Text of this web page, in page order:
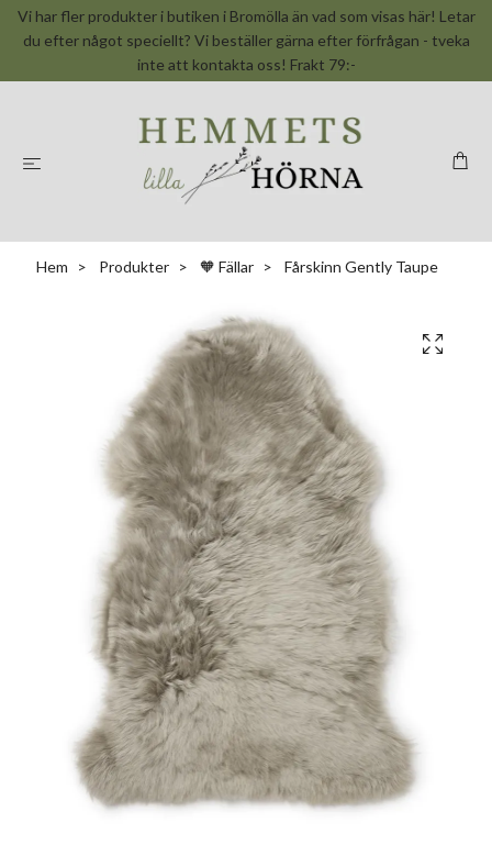
Vi har fler produkter i butiken i Bromölla än vad som visas här! Letar
du efter något speciellt? Vi beställer gärna efter förfrågan - tveka
inte att kontakta oss! Frakt 79:-
Hem Produkter 🧡 Fällar Fårskinn Gently Taupe